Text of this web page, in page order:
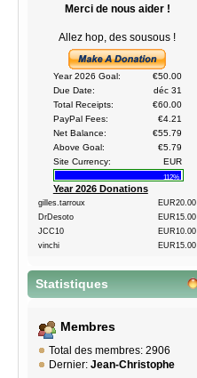
Merci de nous aider !
Allez hop, des sousous !
Year 2026 Goal:
€50.00
Due Date:
déc 31
Total Receipts:
€60.00
PayPal Fees:
€4.21
Net Balance:
€55.79
Above Goal:
€5.79
Site Currency:
EUR
112%
Year 2026 Donations
gilles.tarroux
EUR20.00
DrDesoto
EUR15.00
JCC10
EUR10.00
vinchi
EUR15.00
Statistiques
Membres
Total des membres: 2906
Dernier: Jean-Christophe